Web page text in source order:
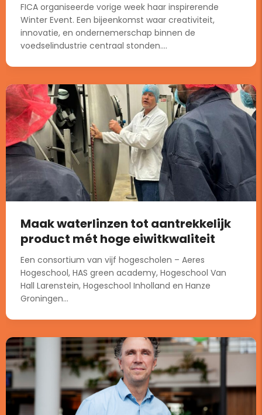
FICA organiseerde vorige week haar inspirerende
Winter Event. Een bijeenkomst waar creativiteit,
innovatie, en ondernemerschap binnen de
voedselindustrie centraal stonden....
Maak waterlinzen tot aantrekkelijk
product mét hoge eiwitkwaliteit
Een consortium van vijf hogescholen – Aeres
Hogeschool, HAS green academy, Hogeschool Van
Hall Larenstein, Hogeschool Inholland en Hanze
Groningen...